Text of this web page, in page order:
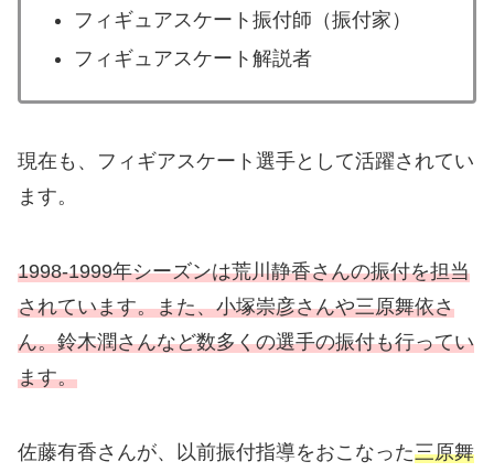
フィギュアスケート振付師（振付家）
フィギュアスケート解説者
現在も、フィギアスケート選手として活躍されてい
ます。
1998-1999年シーズンは荒川静香さんの振付を担当
されています。また、小塚崇彦さんや三原舞依さ
ん。鈴木潤さんなど数多くの選手の振付も行ってい
ます。
佐藤有香さんが、以前振付指導をおこなった三原舞